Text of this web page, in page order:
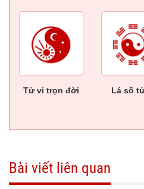
Tử vi trọn đời Lá số
Bài viết liên quan